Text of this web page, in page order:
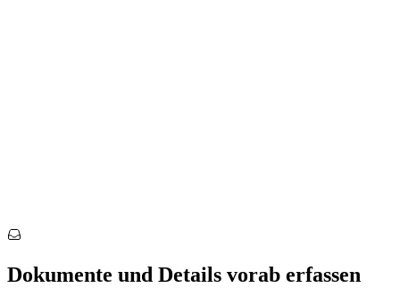
Dokumente und Details vorab erfassen